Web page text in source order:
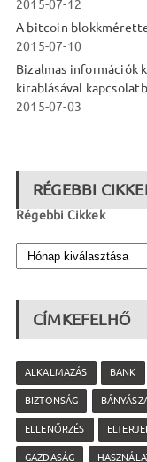
2015-07-12
A bitcoin
2015-07-10
Bizalmas információk
kirablásával
2015-07-03
RÉGEBBI
Régebbi Cikkek
CÍMKEFELHŐ
ALKALMAZÁS BANK
BIZTONSÁG
ELLENŐRZÉS
GAZDASÁG